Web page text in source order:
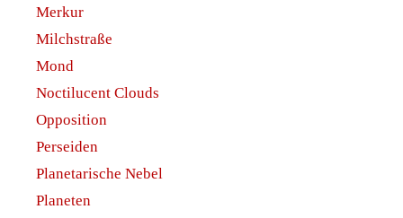
Merkur
Milchstraße
Mond
Noctilucent Clouds
Opposition
Perseiden
Planetarische Nebel
Planeten